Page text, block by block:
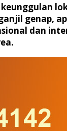
genap,
dan